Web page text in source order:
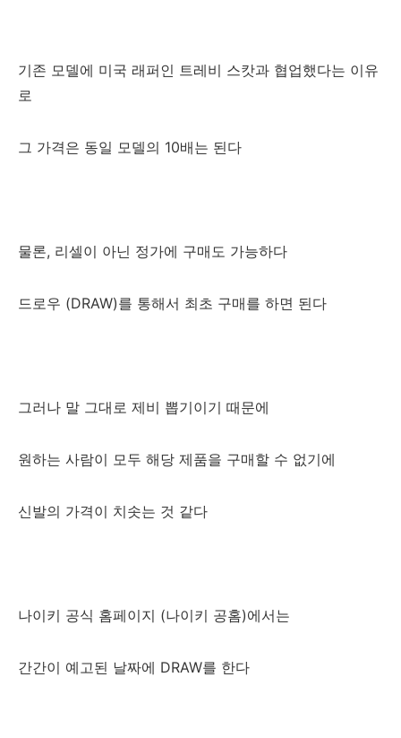
기존 모델에 미국 래퍼인 트레비 스캇과 협업했다는 이유
로
그 가격은 동일 모델의 10배는 된다
물론, 리셀이 아닌 정가에 구매도 가능하다
드로우 (DRAW)를 통해서 최초 구매를 하면 된다
그러나 말 그대로 제비 뽑기이기 때문에
원하는 사람이 모두 해당 제품을 구매할 수 없기에
신발의 가격이 치솟는 것 같다
나이키 공식 홈페이지 (나이키 공홈)에서는
간간이 예고된 날짜에 DRAW를 한다